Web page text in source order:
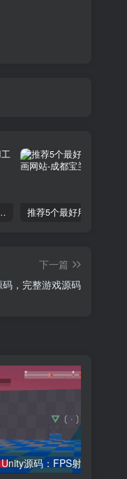
的AI工具网站
下一篇
，完整游戏源码